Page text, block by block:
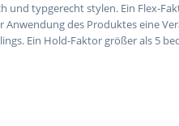
typgerecht stylen. Ein Flex-
Anwendung des Produktes eine
Ein Hold-Faktor größer als 5